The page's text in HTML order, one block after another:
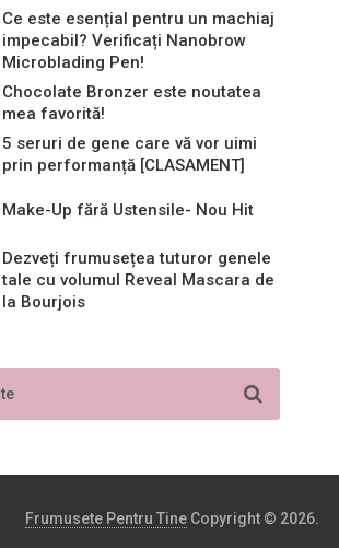
Ce este esențial pentru un machiaj
impecabil? Verificați Nanobrow
Microblading Pen!
Chocolate Bronzer este noutatea
mea favorită!
5 seruri de gene care vă vor uimi
prin performanță [CLASAMENT]
Make-Up fără Ustensile- Nou Hit
Dezveți frumusețea tuturor genele
tale cu volumul Reveal Mascara de
la Bourjois
Frumusete Pentru Tine Copyright © 2026.